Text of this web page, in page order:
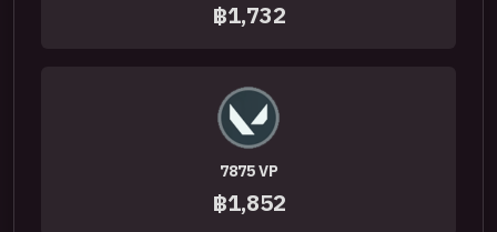
฿1,732
7875 VP
฿1,852